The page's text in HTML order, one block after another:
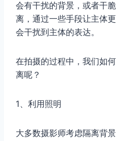
会有干扰的背景，或者干
离，通过一些手段让主体
会干扰到主体的表达。
在拍摄的过程中，我们如
离呢？
1、利用照明
大多数摄影师考虑隔离背